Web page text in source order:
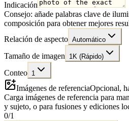
Indicación
Consejo: añade palabras clave de
composición para obtener mejores
Relación de aspecto Automático
Tamaño de imagen 1K (Rápido)
Conteo 1
Imágenes de referenciaOpcional,
Carga imágenes de referencia para
y sujeto, o para fusiones y ediciones
0/1